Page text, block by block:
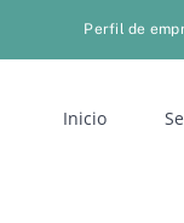
Perfil de
Inicio